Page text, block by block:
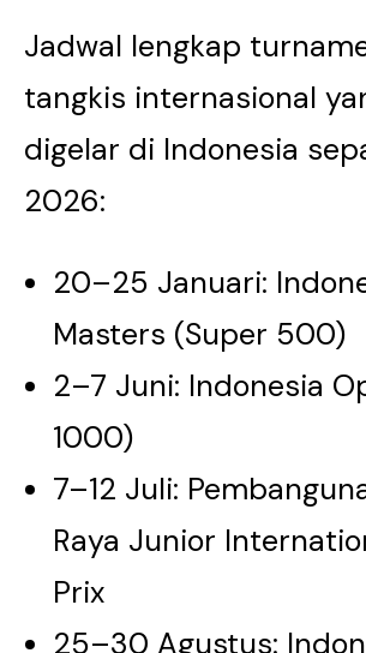
Jadwal lengkap
tangkis internasional
digelar di Indonesia
2026:
20–25 Januari:
Masters (Super 500)
2–7 Juni: Indonesia
1000)
7–12 Juli:
Raya Junior
Prix
25–30 Agustus: